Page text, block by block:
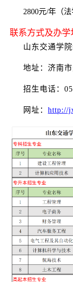
2800元/年（法
联系方式及办学
山东交通学
地址：济南
招生电话：
网址： http://